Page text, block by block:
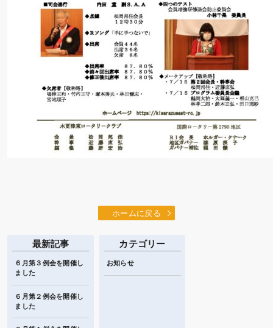
ホームに戻る
最新記事
６月第３例会を開催し
ました
６月第２例会を開催し
ました
カテゴリー
お知らせ